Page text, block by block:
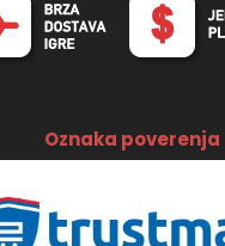
Oznaka poverenja